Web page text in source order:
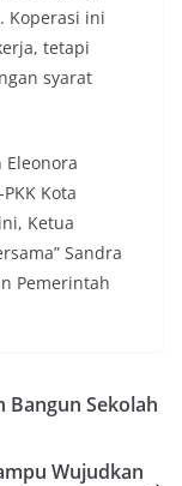
Koperasi ini
tetapi
syarat
Eleonora
Kota
Ketua
Sandra
Pemerintah
Bangun Sekolah
Wujudkan